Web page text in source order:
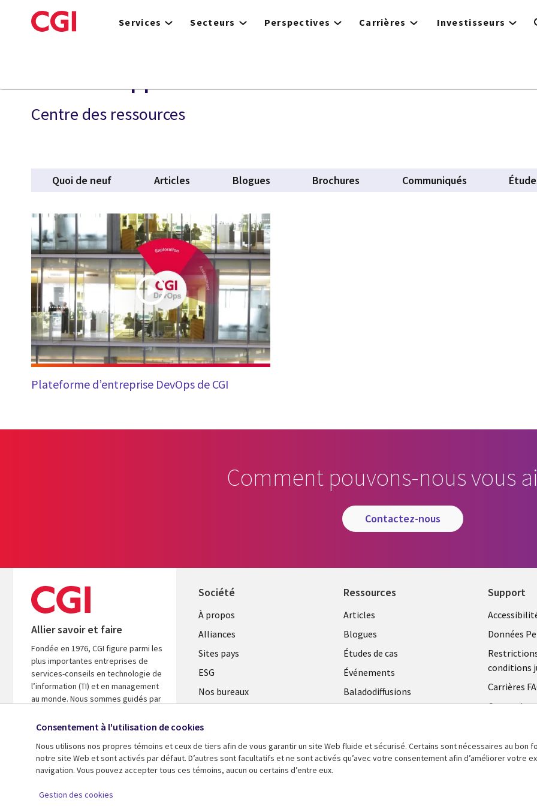
to
Services Secteurs Perspectives Carrières Investisseurs
Centre des ressources
Quoi de neuf Articles Blogues Brochures Communiqués
Plateforme d’entreprise DevOps de CGI
Comment pouvons-nous vous
contactez-nous
Allier savoir et faire
Fondée en 1976, CGI figure parmi les
plus importantes entreprises de
services-conseils en technologie de
l’information (TI) et en management
au monde. Nous sommes guidés par
d’accélérer le rendement de vos
En savoir plus
Société
À propos
Alliances
Sites pays
ESG
Nos bureaux
Salle de presse
Ressources
Articles
Blogues
Études de cas
Événements
Baladodiffusions
Support
Données
conditions
Carrières
Centre de
Consentement à l'utilisation de cookies
Nous utilisons nos propres témoins et ceux de tiers afin de vous garantir un site Web fluide et sécurisé. Certains sont nécessaires au bon
notre site Web et sont activés par défaut. D’autres sont facultatifs et ne sont activés qu’avec votre consentement afin d’améliorer votre
navigation. Vous pouvez accepter tous ces témoins, aucun ou certains d’entre eux.
Gestion des cookies